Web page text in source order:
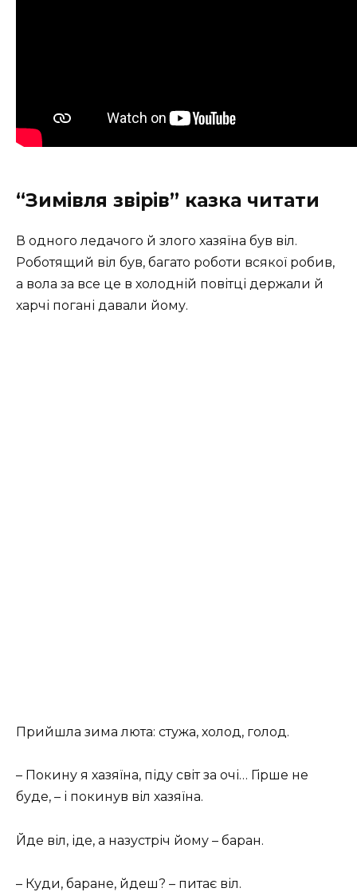
“Зимівля звірів” казка читати
В одного ледачого й злого хазяїна був віл.
Роботящий віл був, багато роботи всякої робив,
а вола за все це в холодній повітці держали й
харчі погані давали йому.
Прийшла зима люта: стужа, холод, голод.
– Покину я хазяїна, піду світ за очі… Гірше не
буде, – і покинув віл хазяїна.
Йде віл, іде, а назустріч йому – баран.
– Куди, баране, йдеш? – питає віл.